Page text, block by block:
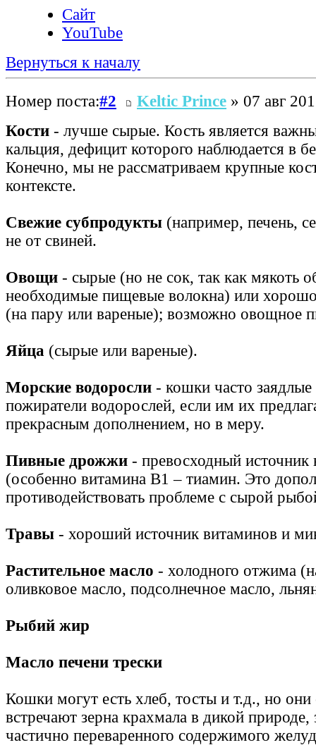
Сайт
YouTube
Вернуться к началу
Номер поста:#2 Keltic Prince » 07 авг
Кости - лучше сырые. Кость является
кальция, дефицит которого наблюдается в
Конечно, мы не рассматриваем крупные
контексте.
Свежие субпродукты (например, печень,
не от свиней.
Овощи - сырые (но не сок, так как мякоть
необходимые пищевые волокна) или
(на пару или вареные); возможно овощное
Яйца (сырые или вареные).
Морские водоросли - кошки часто заядлые
пожиратели водорослей, если им их
прекрасным дополнением, но в меру.
Пивные дрожжи - превосходный источник
(особенно витамина B1 – тиамин. Это
противодействовать проблеме с сырой
Травы - хороший источник витаминов и
Растительное масло - холодного отжима
оливковое масло, подсолнечное масло,
Рыбий жир
Масло печени трески
Кошки могут есть хлеб, тосты и т.д., но
встречают зерна крахмала в дикой
частично переваренного содержимого